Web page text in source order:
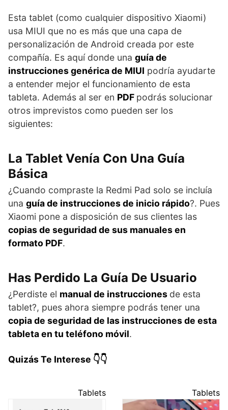
Esta tablet (como cualquier dispositivo Xiaomi)
usa MIUI que no es más que una capa de
personalización de Android creada por este
compañía. Es aquí donde una guía de
instrucciones genérica de MIUI podría ayudarte
a entender mejor el funcionamiento de esta
tableta. Además al ser en PDF podrás solucionar
otros imprevistos como pueden ser los
siguientes:
La Tablet Venía Con Una Guía
Básica
¿Cuando compraste la Redmi Pad solo se incluía
una guía de instrucciones de inicio rápido?. Pues
Xiaomi pone a disposición de sus clientes las
copias de seguridad de sus manuales en
formato PDF.
Has Perdido La Guía De Usuario
¿Perdiste el manual de instrucciones de esta
tablet?, pues ahora siempre podrás tener una
copia de seguridad de las instrucciones de esta
tableta en tu teléfono móvil.
Quizás Te Interese 👇👇
Tablets Tablets